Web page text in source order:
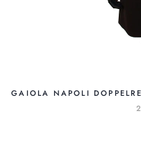
GAIOLA NAPOLI